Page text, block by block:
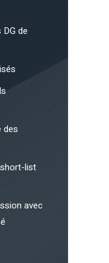
de
des
list
avec